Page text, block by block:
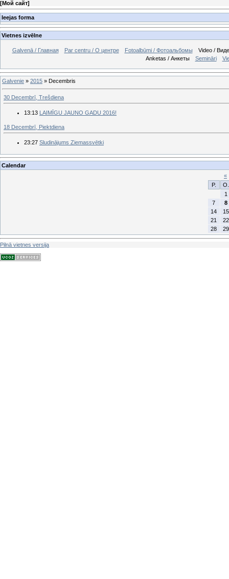
[Мой сайт]
Ieejas forma
Vietnes izvēlne
Galvenā / Главная Par centru / О центре Fotoalbūmi / Фотоальбомы
Video /
Anketas / Анкеты
Semināri
Galvenie » 2015 » Decembris
30 Decembrī, Trešdiena
13:13 LAIMĪGU JAUNO GADU 2016!
18 Decembrī, Piektdiena
23:27 Sludinājums Ziemassvētki
Calendar
«
P.
O.
1
7
8
14
15
21
22
28
29
Pilnā vietnes versija